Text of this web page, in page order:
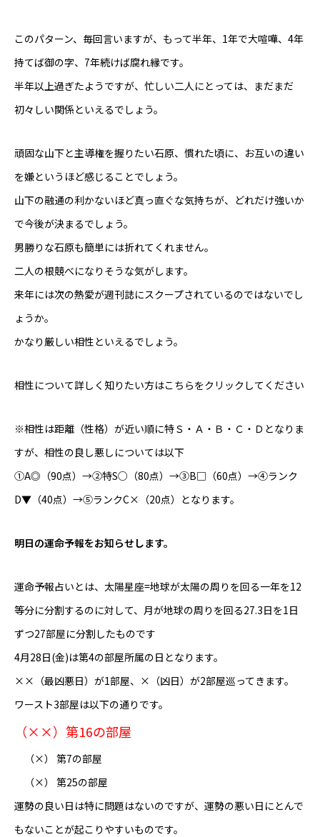
このパターン、毎回言いますが、もって半年、1年で大喧嘩、4年
持てば御の字、7年続けば腐れ縁です。
半年以上過ぎたようですが、忙しい二人にとっては、まだまだ
初々しい関係といえるでしょう。
頑固な山下と主導権を握りたい石原、慣れた頃に、お互いの違い
を嫌というほど感じることでしょう。
山下の融通の利かないほど真っ直ぐな気持ちが、どれだけ強いか
で今後が決まるでしょう。
男勝りな石原も簡単には折れてくれません。
二人の根競べになりそうな気がします。
来年には次の熱愛が週刊誌にスクープされているのではないでし
ょうか。
かなり厳しい相性といえるでしょう。
相性について詳しく知りたい方はこちらをクリックしてください
※相性は距離（性格）が近い順に特Ｓ・Ａ・Ｂ・Ｃ・Ｄとなりま
すが、相性の良し悪しについては以下
①A◎（90点）→②特S○（80点）→③B□（60点）→④ランク
D▼（40点）→⑤ランクC×（20点）となります。
明日の運命予報をお知らせします。
運命予報占いとは、太陽星座=地球が太陽の周りを回る一年を12
等分に分割するのに対して、月が地球の周りを回る27.3日を1日
ずつ27部屋に分割したものです
4月28日(金)は第4の部屋所属の日となります。
××（最凶悪日）が1部屋、×（凶日）が2部屋巡ってきます。
ワースト3部屋は以下の通りです。
（××）第16の部屋
（×） 第7の部屋
（×） 第25の部屋
運勢の良い日は特に問題はないのですが、運勢の悪い日にとんで
もないことが起こりやすいものです。